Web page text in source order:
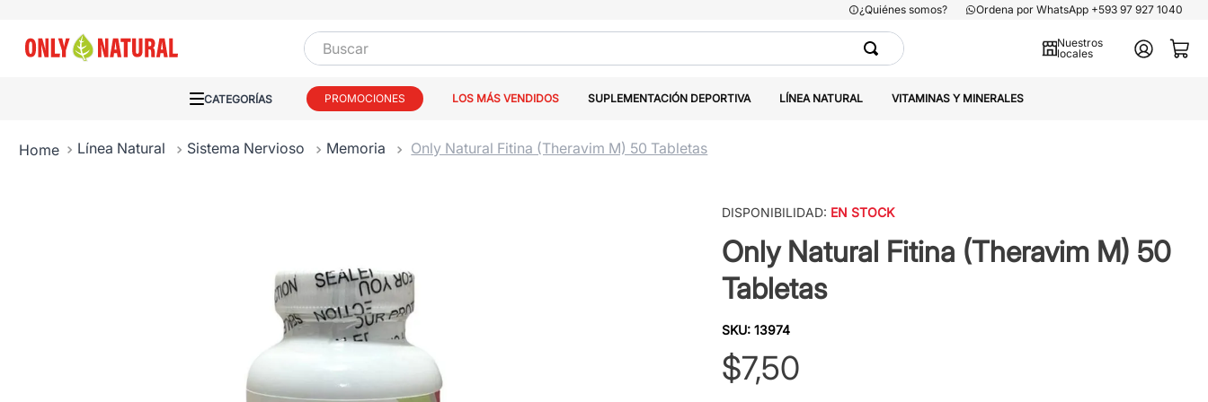
¿Quiénes somos? Ordena por WhatsApp +593 97 927 1040
Buscar
Nuestros
locales
PROMOCIONES LOS MÁS VENDIDOS SUPLEMENTACIÓN DEPORTIVA LÍNEA NATURAL VITAMINAS Y MINERALES
Línea Natural Sistema Nervioso Memoria Only Natural Fitina (Theravim M) 50 Tabletas
DISPONIBILIDAD: EN STOCK
Only Natural Fitina (Theravim M) 50
Tabletas
SKU: 13974
$7,50